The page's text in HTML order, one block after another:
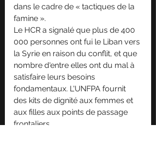
dans le cadre de « tactiques de la
famine ».
Le HCR a signalé que plus de 400
000 personnes ont fui le Liban vers
la Syrie en raison du conflit, et que
nombre d'entre elles ont du mal à
satisfaire leurs besoins
fondamentaux. L'UNFPA fournit
des kits de dignité aux femmes et
aux filles aux points de passage
frontaliers.